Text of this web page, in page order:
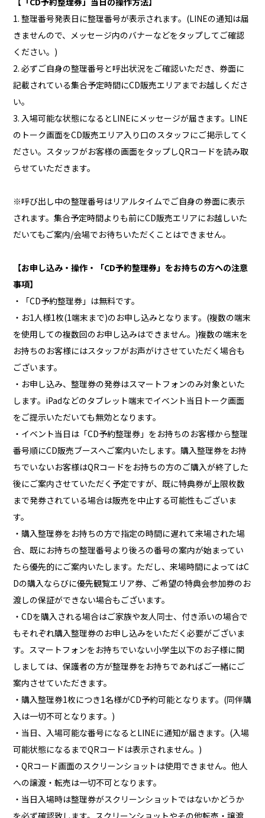
1. 整理番号発表日に整理番号が表示されます。(LINEの通知は届
きませんので、メッセージ内のバナーなどをタップしてご確認
ください。)
2. 必ずご自身の整理番号と呼出状況をご確認いただき、券面に
記載されている集合予定時間にCD販売エリアまでお越しくださ
い。
3. 入場可能な状態になるとLINEにメッセージが届きます。LINE
のトーク画面をCD販売エリア入り口のスタッフにご掲示してく
ださい。スタッフがお客様の画面をタップしQRコードを読み取
らせていただきます。
※呼び出し中の整理番号はリアルタイムでご自身の券面に表示
されます。集合予定時間よりも前にCD販売エリアにお越しいた
だいてもご案内/会場でお待ちいただくことはできません。
【お申し込み・操作・「CD予約整理券」をお持ちの方への注意
事項】
・「CD予約整理券」は無料です。
・お1人様1枚(1端末まで)のお申し込みとなります。(複数の端末
を使用しての複数回のお申し込みはできません。)複数の端末を
お持ちのお客様にはスタッフがお声がけさせていただく場合も
ございます。
・お申し込み、整理券の発券はスマートフォンのみ対象といた
します。iPadなどのタブレット端末でイベント当日トーク画面
をご提示いただいても無効となります。
・イベント当日は「CD予約整理券」をお持ちのお客様から整理
番号順にCD販売ブースへご案内いたします。購入整理券をお持
ちでいないお客様はQRコードをお持ちの方のご購入が終了した
後にご案内させていただく予定ですが、既に特典券が上限枚数
まで発券されている場合は販売を中止する可能性もございま
す。
・購入整理券をお持ちの方で指定の時間に遅れて来場された場
合、既にお持ちの整理番号より後ろの番号の案内が始まってい
たら優先的にご案内いたします。ただし、来場時間によってはC
Dの購入ならびに優先観覧エリア券、ご希望の特典会参加券のお
渡しの保証ができない場合もございます。
・CDを購入される場合はご家族や友人同士、付き添いの場合で
もそれぞれ購入整理券のお申し込みをいただく必要がございま
す。スマートフォンをお持ちでいない小学生以下のお子様に関
しましては、保護者の方が整理券をお持ちであればご一緒にご
案内させていただきます。
・購入整理券1枚につき1名様がCD予約可能となります。(同伴購
入は一切不可となります。)
・当日、入場可能な番号になるとLINEに通知が届きます。(入場
可能状態になるまでQRコードは表示されません。)
・QRコード画面のスクリーンショットは使用できません。他人
への譲渡・転売は一切不可となります。
・当日入場時は整理券がスクリーンショットではないかどうか
を必ず確認致します。スクリーンショットやその他転売・譲渡